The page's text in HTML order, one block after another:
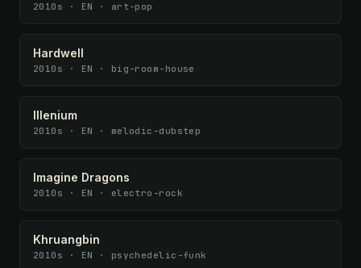
2010s · EN · art-pop
Hardwell
2010s · EN · big-room-house
Illenium
2010s · EN · melodic-dubstep
Imagine Dragons
2010s · EN · electro-rock
Khruangbin
2010s · EN · psychedelic-funk